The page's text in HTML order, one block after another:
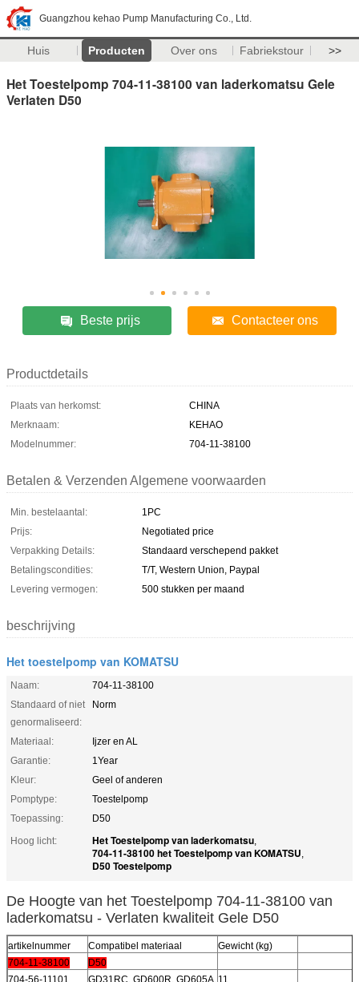
Guangzhou kehao Pump Manufacturing Co., Ltd.
Huis Producten Over ons Fabriekstour >>
Het Toestelpomp 704-11-38100 van laderkomatsu Gele
Verlaten D50
Beste prijs Contacteer ons
Productdetails
Plaats van herkomst:
CHINA
Merknaam:
KEHAO
Modelnummer:
704-11-38100
Betalen & Verzenden Algemene voorwaarden
Min. bestelaantal:
1PC
Prijs:
Negotiated price
Verpakking Details:
Standaard verschepend pakket
Betalingscondities:
T/T, Western Union, Paypal
Levering vermogen:
500 stukken per maand
beschrijving
Het toestelpomp van KOMATSU
Naam:
704-11-38100
Standaard of niet
genormaliseerd:
Norm
Materiaal:
Ijzer en AL
Garantie:
1Year
Kleur:
Geel of anderen
Pomptype:
Toestelpomp
Toepassing:
D50
Hoog licht:
Het Toestelpomp van laderkomatsu,
704-11-38100 het Toestelpomp van KOMATSU,
D50 Toestelpomp
De Hoogte van het Toestelpomp 704-11-38100 van
laderkomatsu - Verlaten kwaliteit Gele D50
artikelnummer Compatibel materiaal
Gewicht (kg)
704-11-38100
D50
704-56-11101
GD31RC, GD600R, GD605A, 11